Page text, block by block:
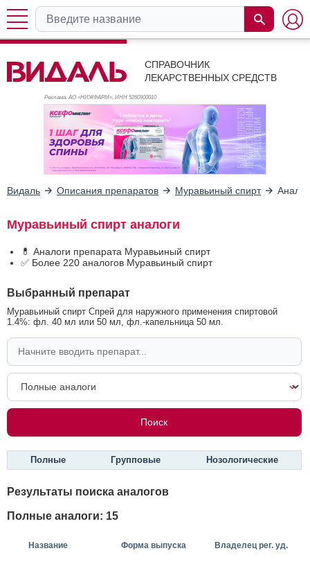
СПРАВОЧНИК
ЛЕКАРСТВЕННЫХ СРЕДСТВ
Реклама. АО «НИЖФАРМ», ИНН 5260900010
Видаль Описания препаратов Муравьиный спирт
Муравьиный спирт аналоги
💊 Аналоги препарата Муравьиный спирт
✅ Более 220 аналогов Муравьиный спирт
Выбранный препарат
Муравьиный спирт Спрей для наружного применения спиртовой
1.4%: фл. 40 мл или 50 мл, фл.-капельница 50 мл.
Полные Групповые Нозологические
Результаты поиска аналогов
Полные аналоги: 15
Название Форма выпуска Владелец рег. уд.